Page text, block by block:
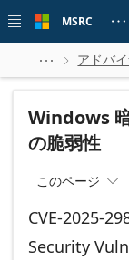
 main
MSRC 
  アドバ
Windows
の脆弱性
このページ 
CVE-2025-
Security